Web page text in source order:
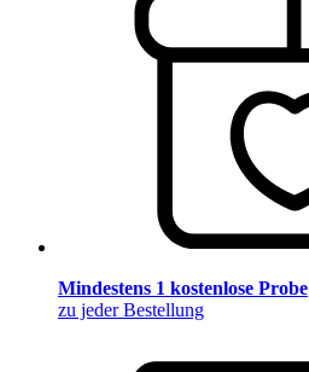
Mindestens 1 kostenlose Probe
zu jeder Bestellung